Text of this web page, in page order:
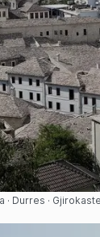
Saiba mais
· Durres ·